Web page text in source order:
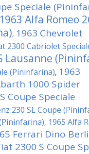
Speciale
1963 Alfa Romeo
, 1963 Chevrolet
2300 Cabriolet
Lausanne
(Pininfarina), 1963
1000 Spider
Coupe Speciale
230 SL Coupe
, 1965 Alfa
Ferrari Dino
2300 S Coupe